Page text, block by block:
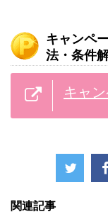
キャンペ
法・条件
キャ
関連記事